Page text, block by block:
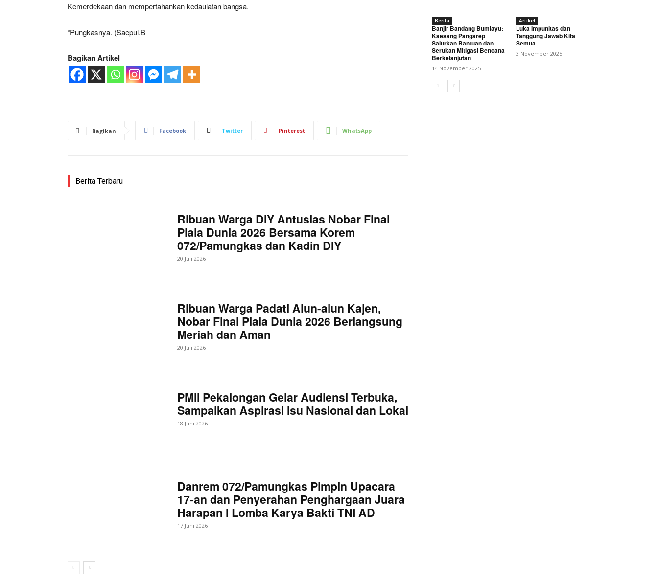
Kemerdekaan dan mempertahankan kedaulatan bangsa.
“Pungkasnya. (Saepul.B
Bagikan Artikel
Bagikan Facebook Twitter Pinterest WhatsApp
Berita Terbaru
Ribuan Warga DIY Antusias Nobar Final
Piala Dunia 2026 Bersama Korem
072/Pamungkas dan Kadin DIY
20 Juli 2026
Ribuan Warga Padati Alun-alun Kajen,
Nobar Final Piala Dunia 2026 Berlangsung
Meriah dan Aman
20 Juli 2026
PMII Pekalongan Gelar Audiensi Terbuka,
Sampaikan Aspirasi Isu Nasional dan Lokal
18 Juni 2026
Danrem 072/Pamungkas Pimpin Upacara
17-an dan Penyerahan Penghargaan Juara
Harapan I Lomba Karya Bakti TNI AD
17 Juni 2026
Berita
Banjir Bandang Bumiayu:
Kaesang Pangarep
Salurkan Bantuan dan
Serukan Mitigasi Bencana
Berkelanjutan
14 November 2025
Artikel
Luka Impunitas dan
Tanggung Jawab Kita
Semua
3 November 2025